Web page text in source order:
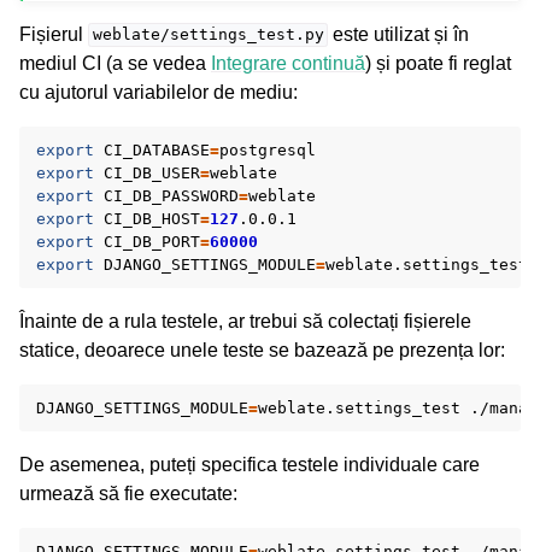
Fișierul weblate/settings_test.py este utilizat și în
mediul CI (a se vedea Integrare continuă) și poate fi reglat
cu ajutorul variabilelor de mediu:
export CI_DATABASE=
export CI_DB_USER=
export CI_DB_PASSWORD=
export CI_DB_HOST=127
export CI_DB_PORT=60000
export DJANGO_SETTINGS_MODULE=
Înainte de a rula testele, ar trebui să colectați fișierele
statice, deoarece unele teste se bazează pe prezența lor:
DJANGO_SETTINGS_MODULE=weblate.settings_test ./
De asemenea, puteți specifica testele individuale care
urmează să fie executate: